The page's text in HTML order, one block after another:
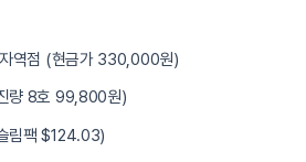
역점 (현금가 330,000원)
량 8호 99,800원)
림팩 $124.03)